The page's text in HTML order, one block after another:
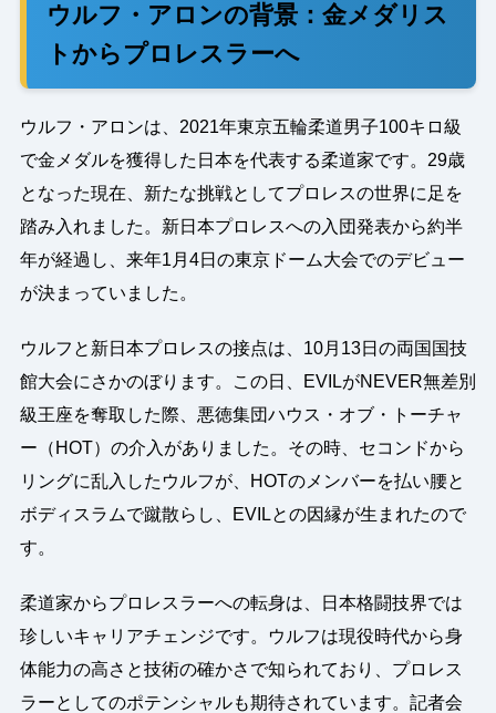
ウルフ・アロンの背景：金メダリス
トからプロレスラーへ
ウルフ・アロンは、2021年東京五輪柔道男子100キロ級
で金メダルを獲得した日本を代表する柔道家です。29歳
となった現在、新たな挑戦としてプロレスの世界に足を
踏み入れました。新日本プロレスへの入団発表から約半
年が経過し、来年1月4日の東京ドーム大会でのデビュー
が決まっていました。
ウルフと新日本プロレスの接点は、10月13日の両国国技
館大会にさかのぼります。この日、EVILがNEVER無差別
級王座を奪取した際、悪徳集団ハウス・オブ・トーチャ
ー（HOT）の介入がありました。その時、セコンドから
リングに乱入したウルフが、HOTのメンバーを払い腰と
ボディスラムで蹴散らし、EVILとの因縁が生まれたので
す。
柔道家からプロレスラーへの転身は、日本格闘技界では
珍しいキャリアチェンジです。ウルフは現役時代から身
体能力の高さと技術の確かさで知られており、プロレス
ラーとしてのポテンシャルも期待されています。記者会